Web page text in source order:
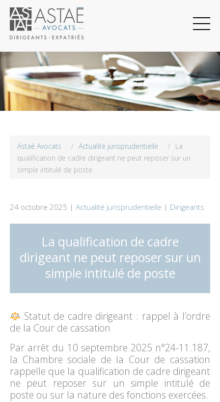
Astaé Avocats / Actualité jurisprudentielle / La
qualification de cadre dirigeant ne peut reposer sur un
simple intitulé de poste
24 octobre 2025 | Actualité jurisprudentielle | Dirigeants
La qualification de cadre
dirigeant ne peut reposer sur un
simple intitulé de poste
Statut de cadre dirigeant : rappel à l’ordre
de la Cour de cassation
Par arrêt du 10 septembre 2025 n°24-11.187,
la Chambre sociale de la Cour de cassation
rappelle que la qualification de cadre dirigeant
ne peut reposer sur un simple intitulé de
poste ou sur la nature des fonctions exercées.